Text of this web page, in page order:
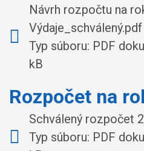
Návrh rozpočtu na
Výdaje_schválený.pdf
Typ súboru: PDF
kB
Rozpočet na
Schválený rozpočet
Typ súboru: PDF